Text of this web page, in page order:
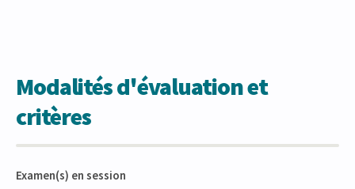
Modalités d'évaluation et
critères
Examen(s) en session